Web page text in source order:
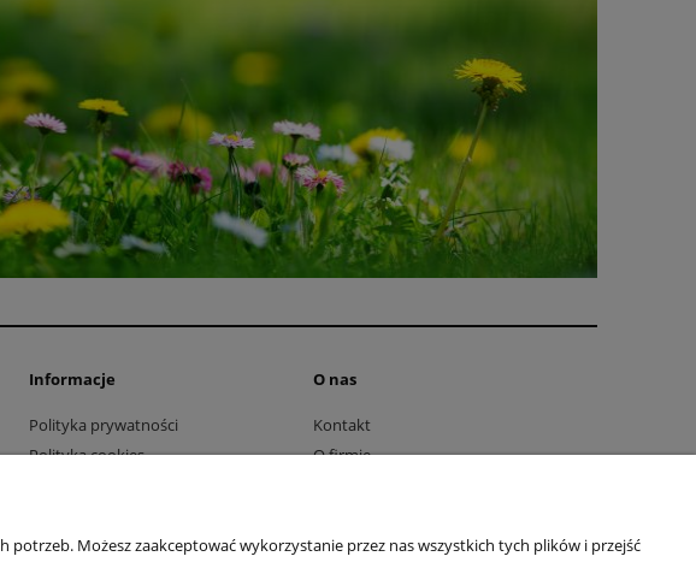
Informacje
Polityka prywatności
Polityka cookies
O nas
Kontakt
O firmie
Możesz zaakceptować wykorzystanie przez nas wszystkich tych plików i przejść